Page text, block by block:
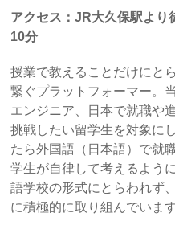
アクセス：JR大久保駅より
10分
授業で教えることだけにと
繋ぐプラットフォーマー。
エンジニア、日本で就職や
挑戦したい留学生を対象に
たら外国語（日本語）で就
学生が自律して考えるよう
語学校の形式にとらわれず
に積極的に取り組んでいます